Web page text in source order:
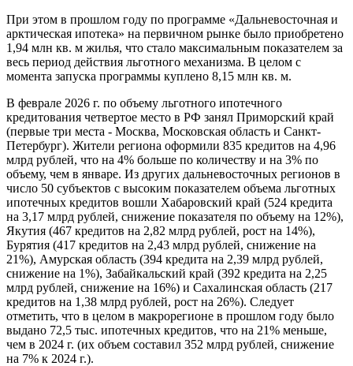
При этом в прошлом году по программе «Дальневосточная и
арктическая ипотека» на первичном рынке было приобретено
1,94 млн кв. м жилья, что стало максимальным показателем за
весь период действия льготного механизма. В целом с
момента запуска программы куплено 8,15 млн кв. м.
В феврале 2026 г. по объему льготного ипотечного
кредитования четвертое место в РФ занял Приморский край
(первые три места - Москва, Московская область и Санкт-
Петербург). Жители региона оформили 835 кредитов на 4,96
млрд рублей, что на 4% больше по количеству и на 3% по
объему, чем в январе. Из других дальневосточных регионов в
число 50 субъектов с высоким показателем объема льготных
ипотечных кредитов вошли Хабаровский край (524 кредита
на 3,17 млрд рублей, снижение показателя по объему на 12%),
Якутия (467 кредитов на 2,82 млрд рублей, рост на 14%),
Бурятия (417 кредитов на 2,43 млрд рублей, снижение на
21%), Амурская область (394 кредита на 2,39 млрд рублей,
снижение на 1%), Забайкальский край (392 кредита на 2,25
млрд рублей, снижение на 16%) и Сахалинская область (217
кредитов на 1,38 млрд рублей, рост на 26%). Следует
отметить, что в целом в макрорегионе в прошлом году было
выдано 72,5 тыс. ипотечных кредитов, что на 21% меньше,
чем в 2024 г. (их объем составил 352 млрд рублей, снижение
на 7% к 2024 г.).